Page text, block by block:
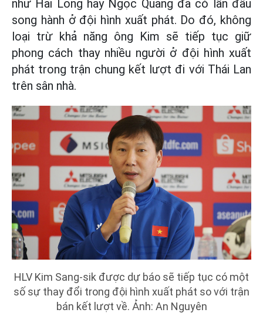
như Hai Long hay Ngọc Quang đã có lần đầu
song hành ở đội hình xuất phát. Do đó, không
loại trừ khả năng ông Kim sẽ tiếp tục giữ
phong cách thay nhiều người ở đội hình xuất
phát trong trận chung kết lượt đi với Thái Lan
trên sân nhà.
HLV Kim Sang-sik được dự báo sẽ tiếp tục có một
số sự thay đổi trong đội hình xuất phát so với trận
bán kết lượt về. Ảnh: An Nguyên